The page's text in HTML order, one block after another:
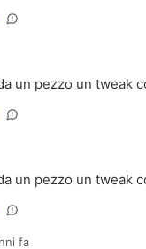
un pezzo un tweak
un pezzo un tweak
fa